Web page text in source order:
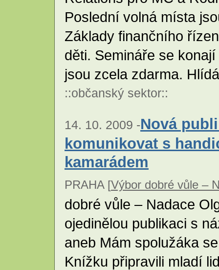
Poslední volná místa
Základy finančního
děti. Semináře se
jsou zcela zdarma.
::občanský sektor::
14. 10. 2009 -Nová
komunikovat s
kamarádem
PRAHA [Výbor dobré vůle –
dobré vůle – Nadace
ojedinělou publikaci s
aneb Mám spolužáka
Knížku připravili mladí